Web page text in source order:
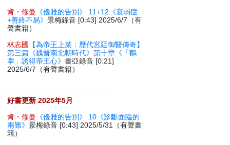
肯・修曼
《優雅的告別》 11+12《衰弱症
+善終不易》景梅錄音 [0:43] 2025/6/7（有
聲書籍）
林志國
【為帝王上菜：歷代宮廷御醫傳奇】
第三篇《魏晉南北朝時代》第十章《「鵝
掌」誘得帝王心》書亞錄音 [0:21]
2025/6/7（有聲書籍）
好書更新 2025年5月
肯・修曼
《優雅的告別》 10《診斷面臨的
兩難》景梅錄音 [0:43] 2025/5/31（有聲書
籍）